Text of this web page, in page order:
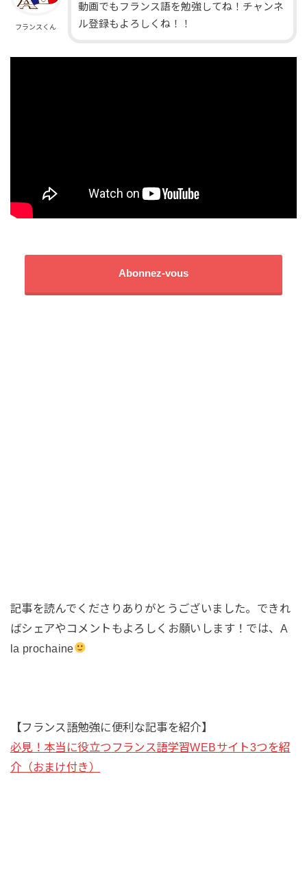
フランスくん
動画でもフランス語を勉強してね！チャンネ
ル登録もよろしくね！！
Abonnez-vous
記事を読んでくださりありがとうございました。できれ
ばシェアやコメントもよろしくお願いします！では、A
la prochaine
【フランス語勉強に便利な記事を紹介】
必見！本当に役立つフランス語学習WEBサイト3つを紹
介（おまけ付き）